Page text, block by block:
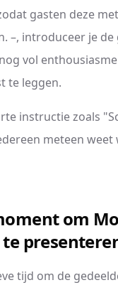
gasten deze
–, introduceer je de
vol
te leggen.
instructie zoals
meteen weet
om
tijd om de